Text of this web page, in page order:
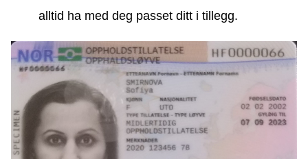
alltid ha med deg passet ditt i tillegg.